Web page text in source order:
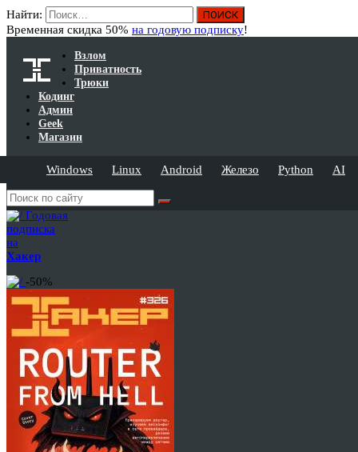
Найти:
Временная скидка 50% на годовую подписку!
Взлом
Приватность
Трюки
Кодинг
Админ
Geek
Магазин
Windows Linux Android Железо Python AI
Годовая
подписка
на
Хакер
-50%